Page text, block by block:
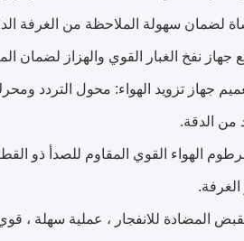
لضمان سهولة الملاحظة من الغرفة
من الدقة.
الغرفة.